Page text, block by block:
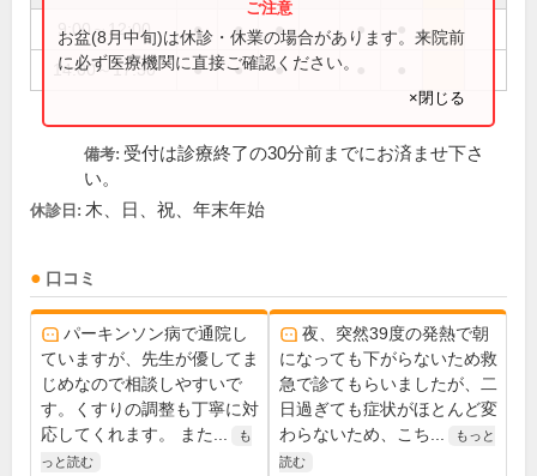
9:00～12:00 ● ● ● ●
14:00～17:30 ● ● ●
お盆(8月中旬)は休診・休業の場合があります。来院前
に必ず医療機関に直接ご確認ください。
×閉じる
備考: 受付は診療終了の30分前までにお済ませ下さ
い。
休診日: 木、日、祝、年末年始
口コミ
パーキンソン病で通院し
ていますが、先生が優してま
じめなので相談しやすいで
す。くすりの調整も丁寧に対
応してくれます。 また...
も
っと読む
夜、突然39度の発熱で朝
になっても下がらないため救
急で診てもらいましたが、二
日過ぎても症状がほとんど変
わらないため、こち...
もっと
読む